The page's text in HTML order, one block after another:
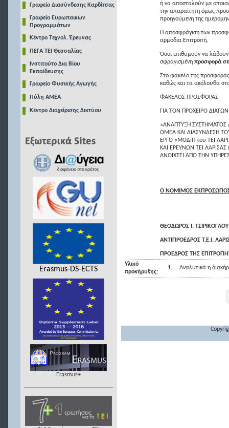
Γραφείο Διασύνδεσης Καρδίτσας
Γραφείο Ευρωπαικών
Προγραμμάτων
Κέντρο Τεχνολ. Έρευνας
ΠΕΓΑ ΤΕΙ Θεσσαλίας
Ινστιτούτο Δια Βίου
Εκπαίδευσης
Γραφείο Φυσικής Αγωγής
Πύλη ΑΜΕΑ
Κέντρο Διαχείρισης Δικτύου
Erasmus-DS-ECTS
Erasmus+
ή να αποσταλούν με
την απαραίτητη όμως
προηγούμενη της
Η αποσφράγιση των
αρμόδια Επιτροπή.
Όσοι επιθυμούν να
σφραγισμένη προσφορά
Στο φάκελο της
καθώς και τα ακόλουθα
ΦΑΚΕΛΟΣ ΠΡΟΣΦΟΡΑΣ
ΓΙΑ ΤΟΝ ΠΡΟΧΕΙΡΟ
«ΑΝΑΠΤΥΞΗ ΣΥΣΤΗΜΑΤΟΣ
ΟΜΕΑ ΚΑΙ ΔΙΑΣΥΝΔΕΣΗ
ΕΡΓΟ «ΜΟΔΙΠ του ΤΕΙ
ΚΑΙ ΕΡΕΥΝΩΝ ΤΕΙ ΛΑΡΙΣΑΣ
ΑΝΟΙΧΤΕΙ ΑΠΟ ΤΗΝ
Ο ΝΟΜΙΜΟΣ
ΘΕΟΔΩΡΟΣ Ι. ΤΣΙΡΙΚΟΓΛΟΥ
ΑΝΤΙΠΡΟΕΔΡΟΣ Τ.Ε.Ι.
ΠΡΟΕΔΡΟΣ ΤΗΣ
Υλικό
προκήρυξης:
1. Αναλυτικά η